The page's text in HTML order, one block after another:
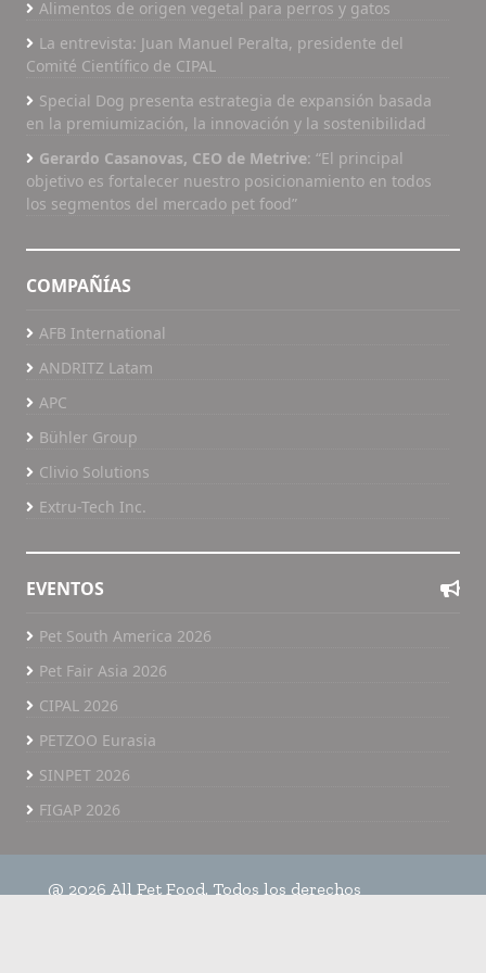
de mineral que se decida utilizar en la dieta.
PUNTOS PARA TOMAR EN CUENTA AL DECIDIR
LA FUENTE MINERAL A UTILIZAR Autora: Arlette
Pet Food Latinoamérica
Máquinas, Kemin, Manzoni, M.Cassab, Royal
Canin, Salus, SPF, Waltham, y con la colaboración
de Adisseo, EnviroLogix y Hemoprot. Todavía
existe la posibilidad de inclusión de nuevas
marcas, potenciando la participación en el
evento, que tiene una serie de oportunidades
disponibles para los patrocinadores. Póngase en
contacto a través del teléfono (19) 3232-7518 o
por correo electrónico a cbna@cbna.com.br
— Campinas (SP) Colégio Brasileiro de Nutrição
#CBNAPet Más información en
http://www.cbna.com.br Fuente: CBNA Pet
Alimentos de origen vegetal para perros y gatos
La entrevista: Juan Manuel Peralta, presidente del
Comité Científico de CIPAL
Special Dog presenta estrategia de expansión basada
en la premiumización, la innovación y la sostenibilidad
Gerardo Casanovas, CEO de Metrive: “El principal
objetivo es fortalecer nuestro posicionamiento en todos
los segmentos del mercado pet food”
COMPAÑÍAS
AFB International
ANDRITZ Latam
APC
Bühler Group
Clivio Solutions
Extru-Tech Inc.
EVENTOS
Pet South America 2026
Pet Fair Asia 2026
CIPAL 2026
PETZOO Eurasia
SINPET 2026
FIGAP 2026
@ 2026 All Pet Food. Todos los derechos